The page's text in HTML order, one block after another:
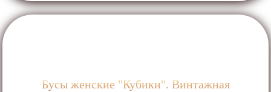
Бусы женские "Кубики". Винтажная